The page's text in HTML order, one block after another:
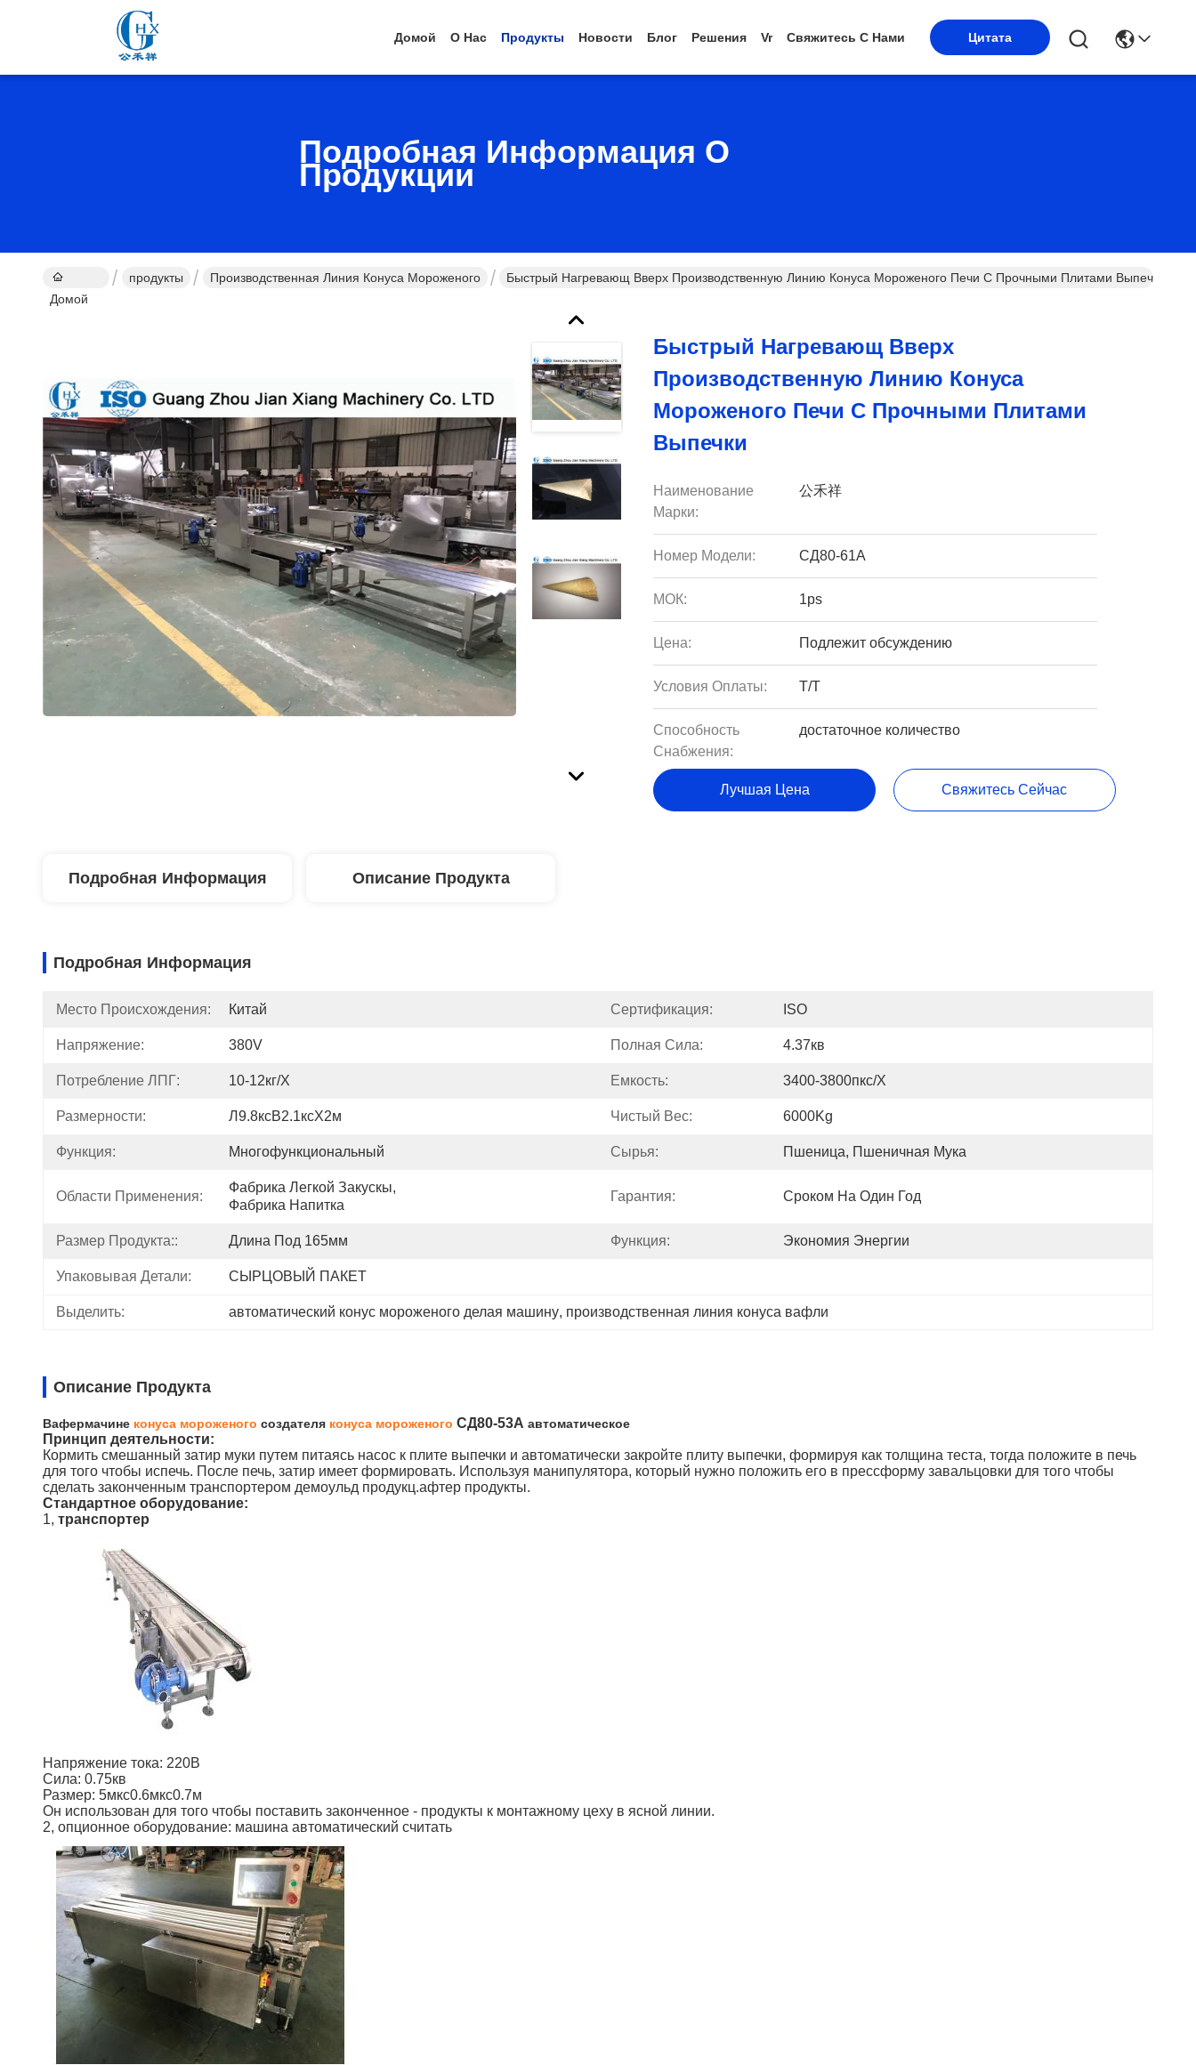
Домой О Нас Продукты Новости Блог Решения Vr Свяжитесь С Нами Цитата
Подробная Информация О
Продукции
Домой
продукты Производственная Линия Конуса Мороженого Быстрый Нагревающ Вверх Производственную Линию Конуса Мороженого Печи С Прочными Плитами Выпечки
Быстрый Нагревающ Вверх
Производственную Линию Конуса
Мороженого Печи С Прочными Плитами
Выпечки
Наименование
Марки:
公禾祥
Номер Модели: СД80-61А
МОК: 1ps
Цена: Подлежит обсуждению
Условия Оплаты: T/T
Способность
Снабжения:
достаточное количество
Лучшая Цена Свяжитесь Сейчас
Подробная Информация Описание Продукта
Подробная Информация
Место Происхождения: Китай Сертификация: ISO
Напряжение: 380V Полная Сила: 4.37кв
Потребление ЛПГ: 10-12кг/х Емкость: 3400-3800пкс/х
Размерности: Л9.8ксВ2.1ксХ2м Чистый Вес: 6000Kg
Функция: Многофункциональный Сырья: Пшеница, Пшеничная Мука
Области Применения:
Фабрика Легкой Закускы,
Фабрика Напитка
Гарантия: Сроком На Один Год
Размер Продукта:: Длина Под 165мм Функция: Экономия Энергии
Упаковывая Детали: СЫРЦОВЫЙ ПАКЕТ
Выделить: автоматический конус мороженого делая машину, производственная линия конуса вафли
Описание Продукта
Вафермачине конуса мороженого создателя конуса мороженого СД80-53А автоматическое
Принцип деятельности:
Кормить смешанный затир муки путем питаясь насос к плите выпечки и автоматически закройте плиту выпечки, формируя как толщина теста, тогда положите в печь
для того чтобы испечь. После печь, затир имеет формировать. Используя манипулятора, который нужно положить его в прессформу завальцовки для того чтобы
сделать законченным транспортером демоульд продукц.афтер продукты.
Стандартное оборудование:
1, транспортер
Напряжение тока: 220В
Сила: 0.75кв
Размер: 5мкс0.6мкс0.7м
Он использован для того чтобы поставить законченное - продукты к монтажному цеху в ясной линии.
2, опционное оборудование: машина автоматический считать